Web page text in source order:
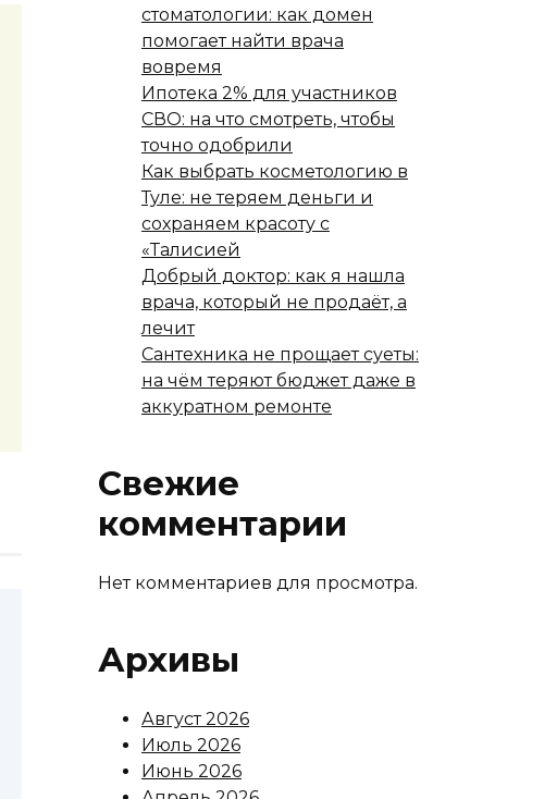
стоматологии: как домен
помогает найти врача
вовремя
Ипотека 2% для участников
СВО: на что смотреть, чтобы
точно одобрили
Как выбрать косметологию в
Туле: не теряем деньги и
сохраняем красоту с
«Талисией
Добрый доктор: как я нашла
врача, который не продаёт, а
лечит
Сантехника не прощает суеты:
на чём теряют бюджет даже в
аккуратном ремонте
Свежие
комментарии
Нет комментариев для просмотра.
Архивы
Август 2026
Июль 2026
Июнь 2026